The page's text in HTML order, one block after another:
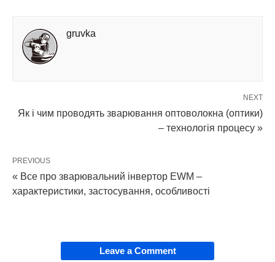
gruvka
NEXT
Як і чим проводять зварювання оптоволокна (оптики)
– технологія процесу »
PREVIOUS
« Все про зварювальний інвертор EWM –
характеристики, застосування, особливості
Leave a Comment